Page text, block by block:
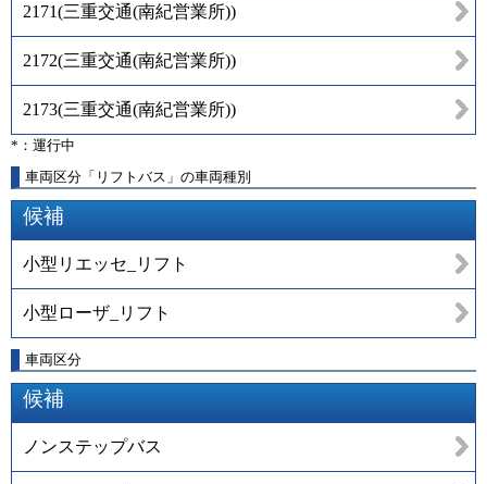
2171(三重交通(南紀営業所))
2172(三重交通(南紀営業所))
2173(三重交通(南紀営業所))
*：運行中
車両区分「リフトバス」の車両種別
候補
小型リエッセ_リフト
小型ローザ_リフト
車両区分
候補
ノンステップバス